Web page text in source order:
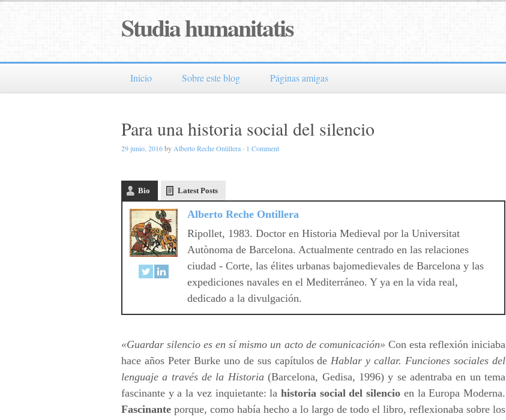
Studia humanitatis
Inicio Sobre este blog Páginas amigas
Para una historia social del silencio
29 junio, 2016by Alberto Reche Ontillera · 1 Comment
Bio Latest Posts
Alberto Reche Ontillera
Ripollet, 1983. Doctor en Historia Medieval por la Universitat
Autònoma de Barcelona. Actualmente centrado en las relaciones
ciudad - Corte, las élites urbanas bajomedievales de Barcelona y las
expediciones navales en el Mediterráneo. Y ya en la vida real,
dedicado a la divulgación.
«Guardar silencio es en sí mismo un acto de comunicación» Con esta reflexión iniciaba
hace años Peter Burke uno de sus capítulos deHablar y callar. Funciones sociales del
lenguaje a través de la Historia(Barcelona, Gedisa, 1996) y se adentraba en un tema
fascinante y a la vez inquietante: la historia social del silencio en la Europa Moderna.
Fascinante porque, como había hecho a lo largo de todo el libro, reflexionaba sobre los